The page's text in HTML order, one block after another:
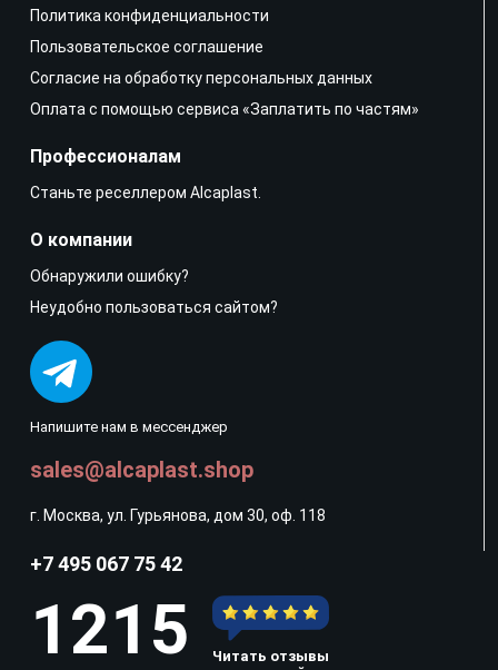
Напишите нам в мессенджер
sales@alcaplast.shop
г. Москва, ул. Гурьянова, дом 30, оф. 118
Политика конфиденциальности
Пользовательское соглашение
Согласие на обработку персональных данных
Оплата с помощью сервиса «Заплатить по частям»
Профессионалам
Станьте реселлером Alcaplast.
О компании
Обнаружили ошибку?
Неудобно пользоваться сайтом?
+7 495 067 75 42
1215
Читать отзывы